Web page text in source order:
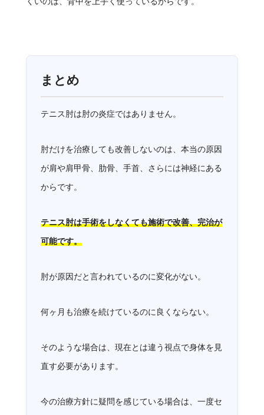
まとめ
テニス肘は肘の炎症ではありません。
肘だけを治療しても改善しないのは、本当の原因
が肩や肩甲骨、肋骨、手首、さらには神経にある
からです。
テニス肘は手術をしなくても施術で改善、完治が
可能です。
肘が原因だと言われているのに変化がない。
何ヶ月も治療を続けているのに良くならない。
そのような場合は、現在とは違う視点で身体を見
直す必要があります。
今の治療方針に疑問を感じている場合は、一度セ